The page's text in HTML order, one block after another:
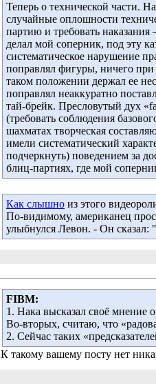
Теперь о технической части.
случайные оплошности
партию и требовать наказания
делал мой соперник, под эту
систематическое нарушение
поправлял фигуры, ничего при
таком положении держал ее
поправлял неаккуратно
тай-брейк. Пресловутый дух
(требовать соблюдения
шахматах творческая
имели систематический
подчеркнуть) поведением за
блиц-партиях, где мой
Как слышно из этого
По-видимому, американец
улыбнулся Левон. - Он сказал:
FIBM:
1. Нака высказал своё
Во-вторых, считаю, что
2. Сейчас таких
К такому вашему посту нет